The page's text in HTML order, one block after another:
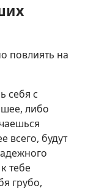
повлиять на
себя с
либо
будут
тебе
грубо,